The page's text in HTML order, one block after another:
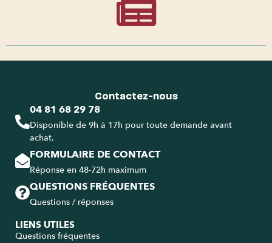
Contactez-nous
04 81 68 29 78
Disponible de 9h à 17h pour toute demande avant
achat.
FORMULAIRE DE CONTACT
Réponse en 48-72h maximum
QUESTIONS FRÉQUENTES
Questions / réponses
LIENS UTILES
Questions fréquentes